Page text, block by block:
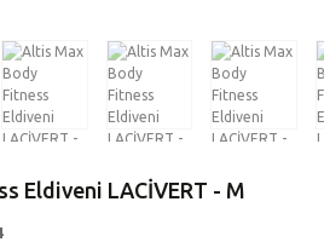
Eldiveni LACİVERT - M